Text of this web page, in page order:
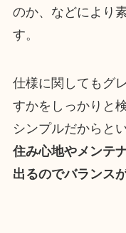
のか、などにより
す。
仕様に関してもグ
すかをしっかりと
シンプルだからと
住み心地やメンテ
出るのでバランス